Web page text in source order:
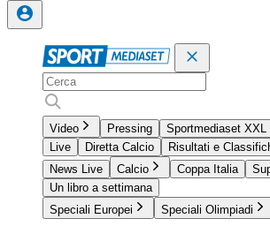
Video Pressing Sportmediaset XXL
Live
Diretta Calcio
Risultati e
News Live
Calcio Coppa Italia
Un libro a settimana
Speciali Europei
Speciali Olimpiadi